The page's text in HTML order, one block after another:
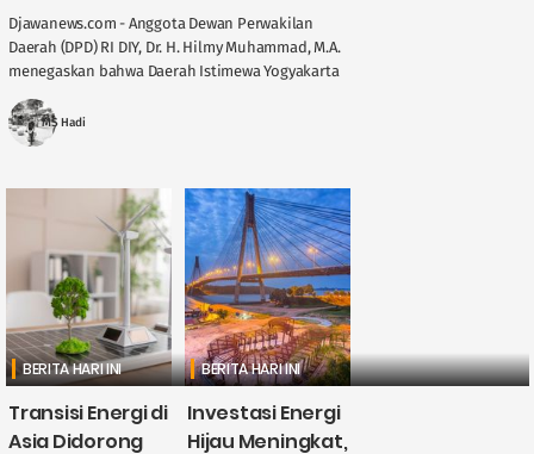
Djawanews.com - Anggota Dewan Perwakilan
Daerah (DPD) RI DIY, Dr. H. Hilmy Muhammad, M.A.
menegaskan bahwa Daerah Istimewa Yogyakarta
memegang peran penting dalam menjaga
stabilitas ....
MS Hadi
BERITA HARI INI
Transisi Energi di
Asia Didorong
BERITA HARI INI
Investasi Energi
Hijau Meningkat,